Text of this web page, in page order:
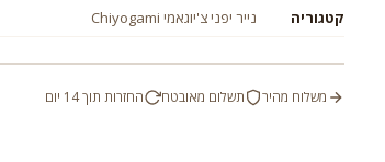
קטגוריה
נייר יפני צ'יוגאמי Chiyogami
משלוח מהיר תשלום מאובטח החזרות תוך 14 יום